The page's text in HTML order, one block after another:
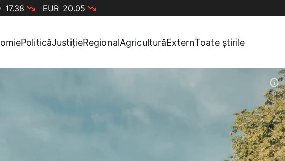
17.38 EUR 20.05
PoliticăJustițieRegionalAgriculturăExternToate știrile